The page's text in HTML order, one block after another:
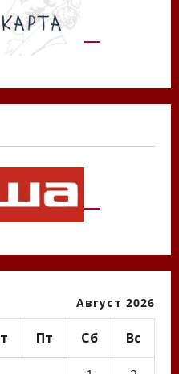
Август 2026
Пт Сб Вс